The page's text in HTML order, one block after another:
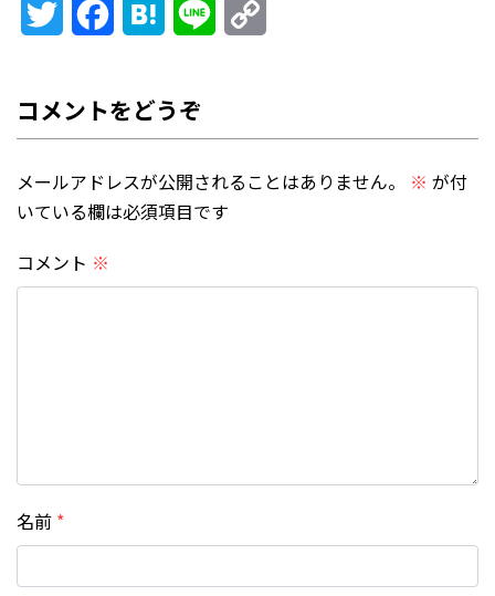
Twitter FacebookHatena Line
メールアドレスが公開されることはありません。 ※ が付
いている欄は必須項目です
コメント ※
名前 *